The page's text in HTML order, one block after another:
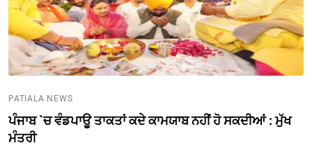
PATIALA NEWS
ਪੰਜਾਬ `ਚ ਵੰਡਪਾਊ ਤਾਕਤਾਂ ਕਦੇ ਕਾਮਯਾਬ ਨਹੀਂ ਹੋ ਸਕਦੀਆਂ : ਮੁੱਖ
ਮੰਤਰੀ